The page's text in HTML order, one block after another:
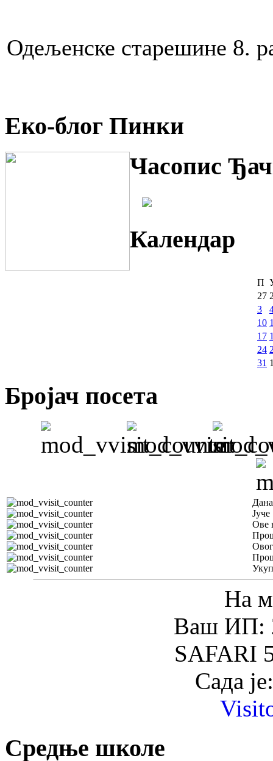
Одељенске старешине 8.
Еко-блог Пинки
Часопис
Календар
П
27
3
10
17
24
31
Бројач посета
Јуче
Ове
На
Ваш ИП:
SAFARI
Сада
Средње школе